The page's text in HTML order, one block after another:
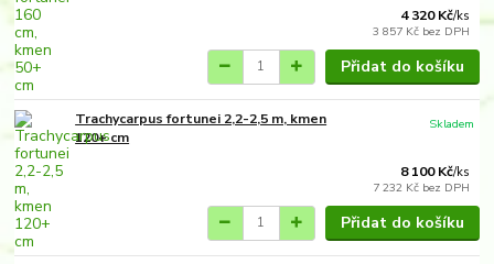
4 320 Kč/ks
3 857 Kč bez DPH
Přidat do košíku
Trachycarpus fortunei 2,2-2,5 m, kmen
120+ cm
8 100 Kč/ks
7 232 Kč bez DPH
Skladem
Přidat do košíku